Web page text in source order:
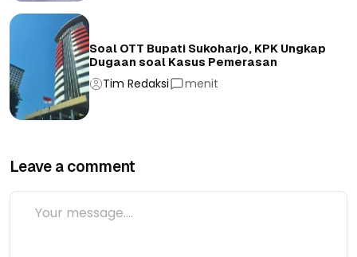
Soal OTT Bupati Sukoharjo, KPK Ungkap
Dugaan soal Kasus Pemerasan
Tim Redaksi menit
Leave a comment